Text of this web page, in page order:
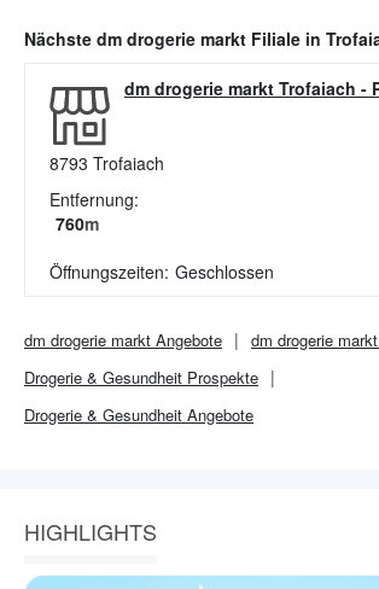
Nächste dm drogerie markt Filiale in
dm drogerie markt Trofaiach -
8793 Trofaiach
Entfernung:
760m
Öffnungszeiten: Geschlossen
dm drogerie markt Angebote dm drogerie markt
Drogerie & Gesundheit Prospekte
Drogerie & Gesundheit Angebote
HIGHLIGHTS